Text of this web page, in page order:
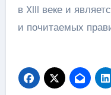
в XIII веке и
и почитаемых